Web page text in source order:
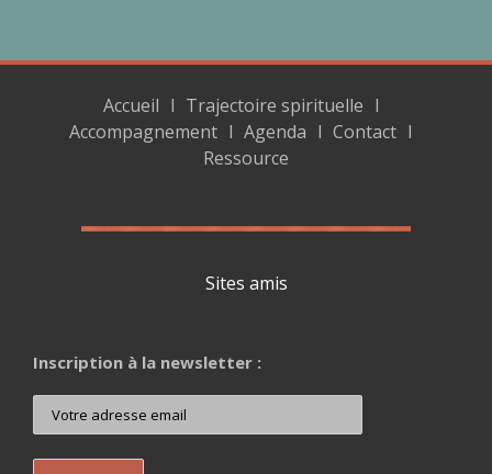
Accueil
Trajectoire spirituelle
Accompagnement
Agenda
Contact
Ressource
Sites amis
Inscription à la newsletter :